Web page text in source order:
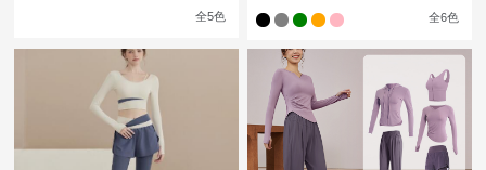
全5色 全6色